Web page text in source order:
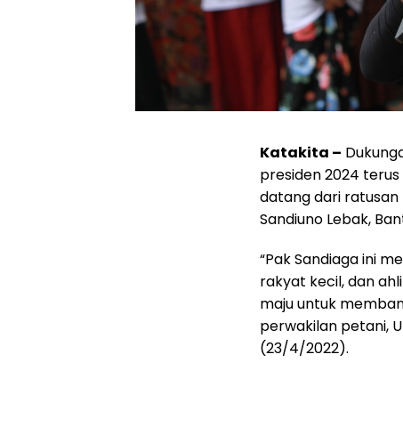
Katakita –
presiden 2024
datang dari
Sandiuno Lebak,
“Pak Sandiaga ini
rakyat kecil, dan
maju untuk
perwakilan petani,
(23/4/2022).